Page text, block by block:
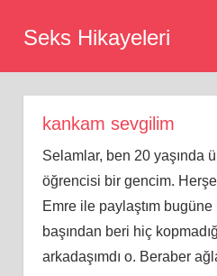
Seks Hikayeleri
kankam sevgilim
Selamlar, ben 20 yaşında
öğrencisi bir gencim.
Emre ile paylaştım
başından beri hiç
arkadaşımdı o. Beraber